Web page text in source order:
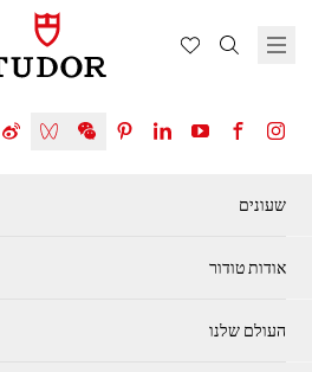
שעונים
אודות טודור
העולם שלנו